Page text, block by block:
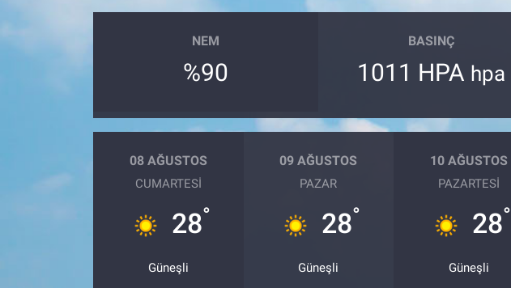
NEM
%90
BASINÇ
1011 HPA hpa
08 AĞUSTOS
CUMARTESI
28°
Güneşli
09 AĞUSTOS
PAZAR
28°
Güneşli
10 AĞUSTOS
PAZARTESI
28°
Güneşli